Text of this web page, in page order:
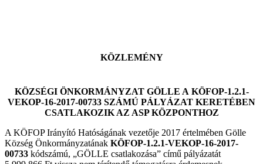
KÖZLEMÉNY
KÖZSÉGI ÖNKORMÁNYZAT GÖLLE A KÖFOP-1.2.1-
VEKOP-16-2017-00733 SZÁMÚ PÁLYÁZAT KERETÉBEN
CSATLAKOZIK AZ ASP KÖZPONTHOZ
A KÖFOP Irányító Hatóságának vezetője 2017 értelmében Gölle
Község Önkormányzatának KÖFOP-1.2.1-VEKOP-16-2017-
00733 kódszámú, „GÖLLE csatlakozása” című pályázatát